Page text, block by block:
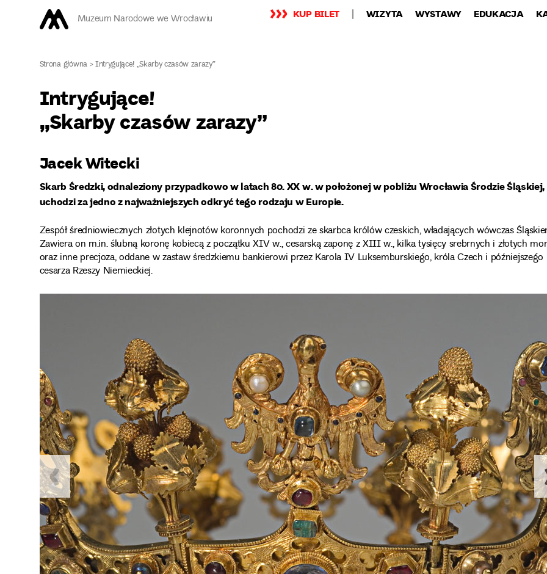
Muzeum Narodowe we Wrocławiu KUP BILET WIZYTA WYSTAWY EDUKACJA
Strona główna>Intrygujące! „Skarby czasów zarazy”
Intrygujące!
„Skarby czasów zarazy”
Jacek Witecki
Skarb Średzki, odnaleziony przypadkowo w latach 80. XX w. w położonej w pobliżu Wrocławia Środzie Śląskiej,
uchodzi za jedno z najważniejszych odkryć tego rodzaju w Europie.
Zespół średniowiecznych złotych klejnotów koronnych pochodzi ze skarbca królów czeskich, władających wówczas
Zawiera on m.in. ślubną koronę kobiecą z początku XIV w., cesarską zaponę z XIII w., kilka tysięcy srebrnych i złotych
oraz inne precjoza, oddane w zastaw średzkiemu bankierowi przez Karola IV Luksemburskiego, króla Czech i późniejszego
cesarza Rzeszy Niemieckiej.